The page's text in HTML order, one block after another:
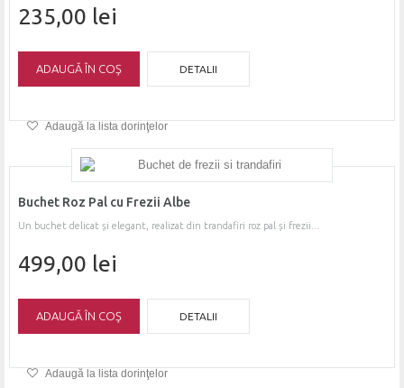
235,00 lei
ADAUGĂ ÎN COŞ DETALII
Adaugă la lista dorinţelor
Buchet Roz Pal cu Frezii Albe
Un buchet delicat și elegant, realizat din trandafiri roz pal și frezii...
499,00 lei
ADAUGĂ ÎN COŞ DETALII
Adaugă la lista dorinţelor